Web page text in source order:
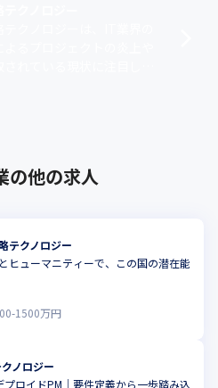
の他の求人
テクノロジー
とヒューマニティーで、この国の潜在能
-1500万円
ノロジー
プロイドPM｜要件定義から一歩踏み込